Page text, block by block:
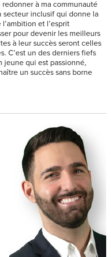
à ma communauté
secteur inclusif qui donne la
et l’esprit
pour devenir les meilleurs
à leur succès seront celles
C’est un des derniers fiefs
jeune qui est passionné,
un succès sans borne